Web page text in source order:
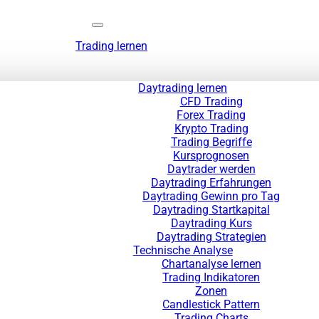
Trading lernen
Daytrading lernen
CFD Trading
Forex Trading
Krypto Trading
Trading Begriffe
Kursprognosen
Daytrader werden
Daytrading Erfahrungen
Daytrading Gewinn pro Tag
Daytrading Startkapital
Daytrading Kurs
Daytrading Strategien
Technische Analyse
Chartanalyse lernen
Trading Indikatoren
Zonen
Candlestick Pattern